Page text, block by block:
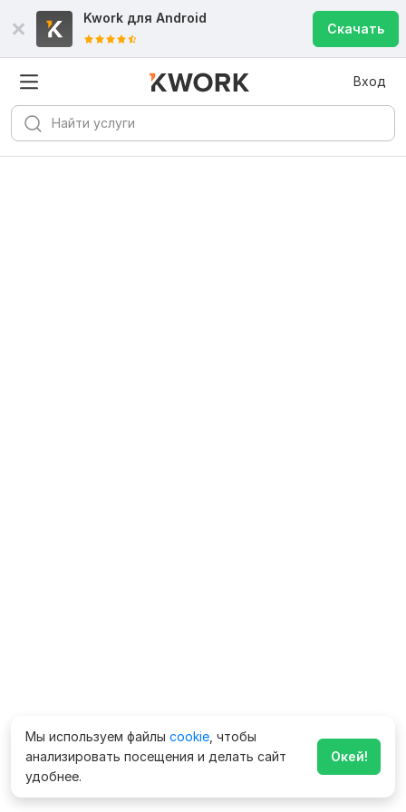
Kwork для Android
Скачать
Вход
Мы используем файлы cookie , чтобы
анализировать посещения и делать сайт
удобнее.
Окей!